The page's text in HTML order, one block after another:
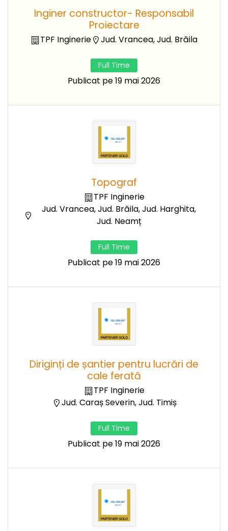
Inginer constructor- Responsabil
Proiectare
TPF Inginerie Jud. Vrancea, Jud. Brăila
Full Time
Publicat pe 19 mai 2026
Topograf
TPF Inginerie
Jud. Vrancea, Jud. Brăila, Jud. Harghita,
Jud. Neamț
Full Time
Publicat pe 19 mai 2026
Diriginți de șantier pentru lucrări de
cale ferată
TPF Inginerie
Jud. Caraș Severin, Jud. Timiș
Full Time
Publicat pe 19 mai 2026